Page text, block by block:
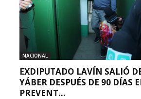
NACIONAL
EXDIPUTADO LAVÍN SALIÓ
YÁBER DESPUÉS DE 90 DÍAS
PREVENT...